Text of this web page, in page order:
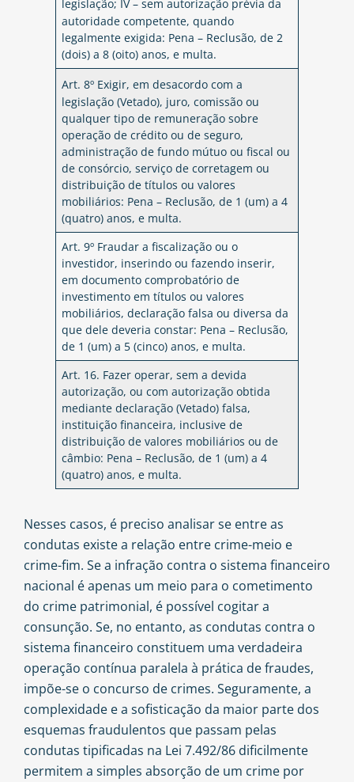
legislação; IV – sem autorização prévia da
autoridade competente, quando
legalmente exigida: Pena – Reclusão, de 2
(dois) a 8 (oito) anos, e multa.
Art. 8º Exigir, em desacordo com a
legislação (Vetado), juro, comissão ou
qualquer tipo de remuneração sobre
operação de crédito ou de seguro,
administração de fundo mútuo ou fiscal ou
de consórcio, serviço de corretagem ou
distribuição de títulos ou valores
mobiliários: Pena – Reclusão, de 1 (um) a 4
(quatro) anos, e multa.
Art. 9º Fraudar a fiscalização ou o
investidor, inserindo ou fazendo inserir,
em documento comprobatório de
investimento em títulos ou valores
mobiliários, declaração falsa ou diversa da
que dele deveria constar: Pena – Reclusão,
de 1 (um) a 5 (cinco) anos, e multa.
Art. 16. Fazer operar, sem a devida
autorização, ou com autorização obtida
mediante declaração (Vetado) falsa,
instituição financeira, inclusive de
distribuição de valores mobiliários ou de
câmbio: Pena – Reclusão, de 1 (um) a 4
(quatro) anos, e multa.
Nesses casos, é preciso analisar se entre as
condutas existe a relação entre crime-meio e
crime-fim. Se a infração contra o sistema financeiro
nacional é apenas um meio para o cometimento
do crime patrimonial, é possível cogitar a
consunção. Se, no entanto, as condutas contra o
sistema financeiro constituem uma verdadeira
operação contínua paralela à prática de fraudes,
impõe-se o concurso de crimes. Seguramente, a
complexidade e a sofisticação da maior parte dos
esquemas fraudulentos que passam pelas
condutas tipificadas na Lei 7.492/86 dificilmente
permitem a simples absorção de um crime por